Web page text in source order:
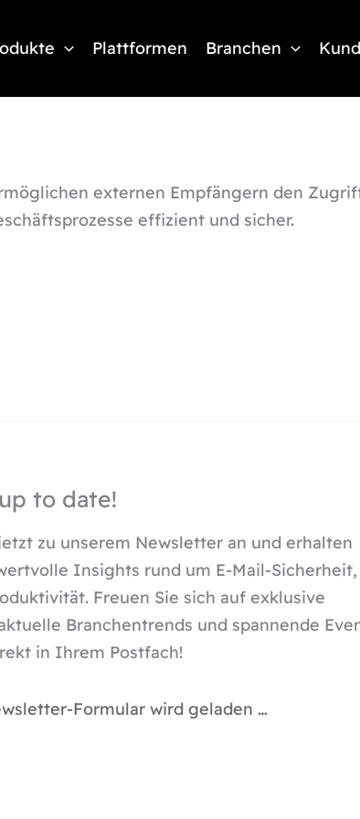
Plattformen Branchen
externen Empfängern den
effizient und sicher.
to date!
zu unserem Newsletter an und erhalten
Insights rund um E-Mail-Sicherheit,
Freuen Sie sich auf exklusive
Branchentrends und spannende
in Ihrem Postfach!
Formular wird geladen …